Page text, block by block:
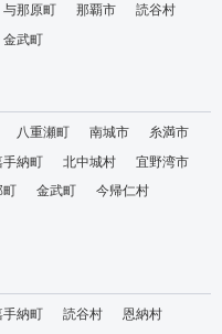
与那原町 那覇市
読谷村
金武町
八重瀬町 南城市
糸満市
手納町 北中城村
宜野湾市
町 金武町
今帰仁村
手納町 読谷村
恩納村